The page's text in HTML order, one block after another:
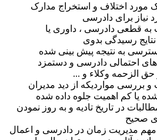
مورد اختلاف و استخراج مدارک
نیاز برای دادرسی
به قطعی دادرسی ، داوری یا
رسیدگی بدوی
به نتیجه پیش بینی شده
های احتمالی دادرسی و دستمزد
الزحمه وکلاء و ...
و بررسی مواردیکه از دید مدیران
یا کم اهمیت جلوه داده شده
در تاریخ تادیه و به روز نمودن
صحیح
مهم مدیریت زمان در دادرسی و اعمال